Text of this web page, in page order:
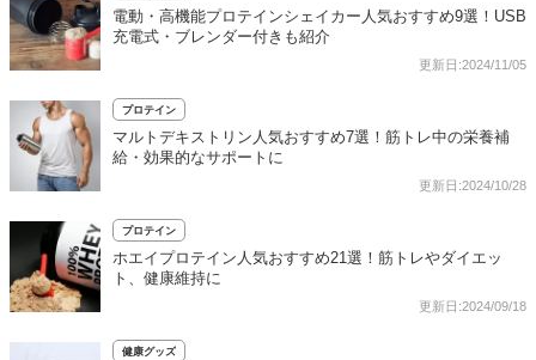
電動・高機能プロテインシェイカー人気おすすめ9選！USB
充電式・ブレンダー付きも紹介
更新日:2024/11/05
プロテイン
マルトデキストリン人気おすすめ7選！筋トレ中の栄養補
給・効果的なサポートに
更新日:2024/10/28
プロテイン
ホエイプロテイン人気おすすめ21選！筋トレやダイエッ
ト、健康維持に
更新日:2024/09/18
健康グッズ